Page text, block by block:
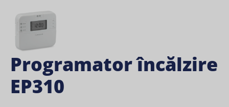
Programator încălzire
EP310